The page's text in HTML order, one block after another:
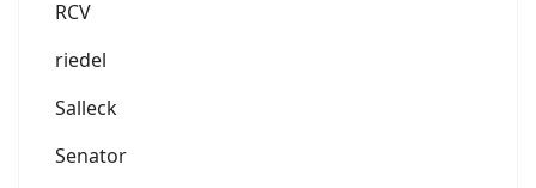
RCV
riedel
Salleck
Senator